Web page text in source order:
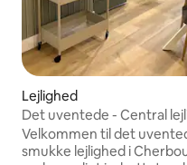
Lejlighed
Det uventede - Central
terrasse
Velkommen til det uventede!
smukke lejlighed i